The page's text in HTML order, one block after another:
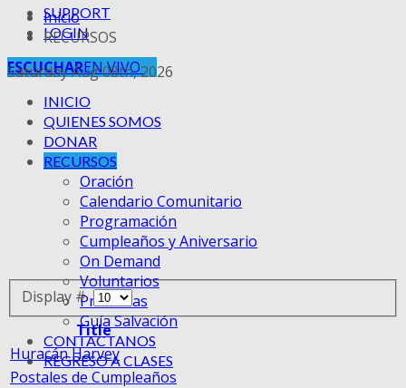
SUPPORT
LOGIN
ESCUCHAREN VIVO
INICIO
QUIENES SOMOS
DONAR
RECURSOS
Oración
Calendario Comunitario
Programación
Cumpleaños y Aniversario
On Demand
Voluntarios
Promesas
Guía Salvación
CONTACTANOS
REGRESO A CLASES
Inicio
RECURSOS
Saturday Aug 08th, 2026
Display #
Title
Huracán Harvey
Postales de Cumpleaños